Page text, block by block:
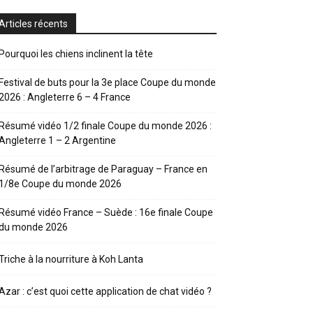
récents
les chiens inclinent la tête
de buts pour la 3e place Coupe du monde
: Angleterre 6 – 4 France
vidéo 1/2 finale Coupe du monde 2026 :
1 – 2 Argentine
de l’arbitrage de Paraguay – France en
8e Coupe du monde 2026
vidéo France – Suède : 16e finale Coupe
monde 2026
à la nourriture à Koh Lanta
: c’est quoi cette application de chat vidéo ?